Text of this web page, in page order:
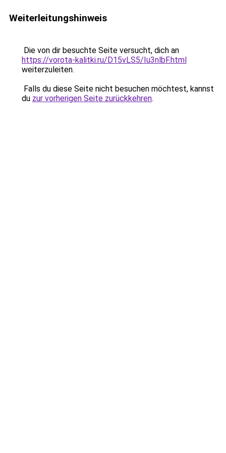
Weiterleitungshinweis
Die von dir besuchte Seite versucht, dich an
https://vorota-kalitki.ru/D15vLS5/Iu3nlbF.html
weiterzuleiten.
Falls du diese Seite nicht besuchen möchtest, kannst
du zur vorherigen Seite zurückkehren.